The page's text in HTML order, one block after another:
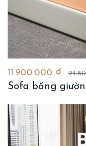
11.900.000 ₫
Sofa băng